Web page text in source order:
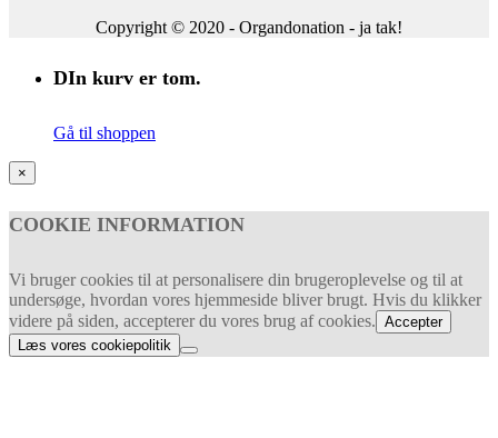
Copyright © 2020 - Organdonation - ja tak!
DIn kurv er tom.
Gå til shoppen
×
COOKIE INFORMATION
Vi bruger cookies til at personalisere din brugeroplevelse og til at
undersøge, hvordan vores hjemmeside bliver brugt. Hvis du klikker
videre på siden, accepterer du vores brug af cookies. Accepter
Læs vores cookiepolitik